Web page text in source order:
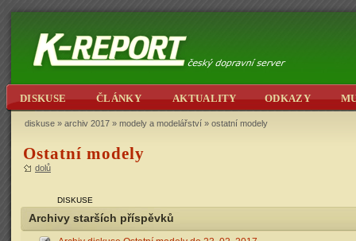
DISKUSE ČLÁNKY AKTUALITY ODKAZY
diskuse » archiv 2017 » modely a modelářství » ostatní modely
Ostatní modely
dolů
DISKUSE
Archivy starších příspěvků